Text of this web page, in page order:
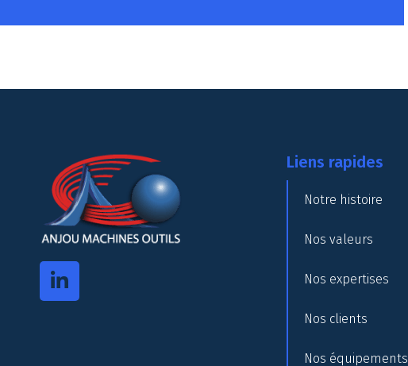
Liens rapides
Notre histoire
Nos valeurs
Nos expertises
Nos clients
Nos équipements